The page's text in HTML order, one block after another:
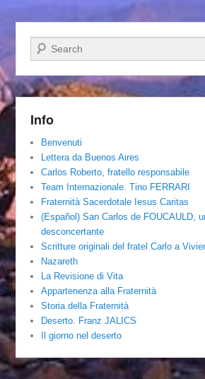
Cerca
Info
Benvenuti
Lettera da Buenos Aires
Carlos Roberto, fratello responsabile
Team Internazionale. Tino FERRARI
Fraternità Sacerdotale Iesus Caritas
(Español) San Carlos de FOUCAULD,
desconcertante
Scritture originali del fratel Carlo a
Nazareth
La Revisione di Vita
Appartenenza alla Fraternità
Storia della Fraternità
Deserto. Franz JALICS
Il giorno nel deserto